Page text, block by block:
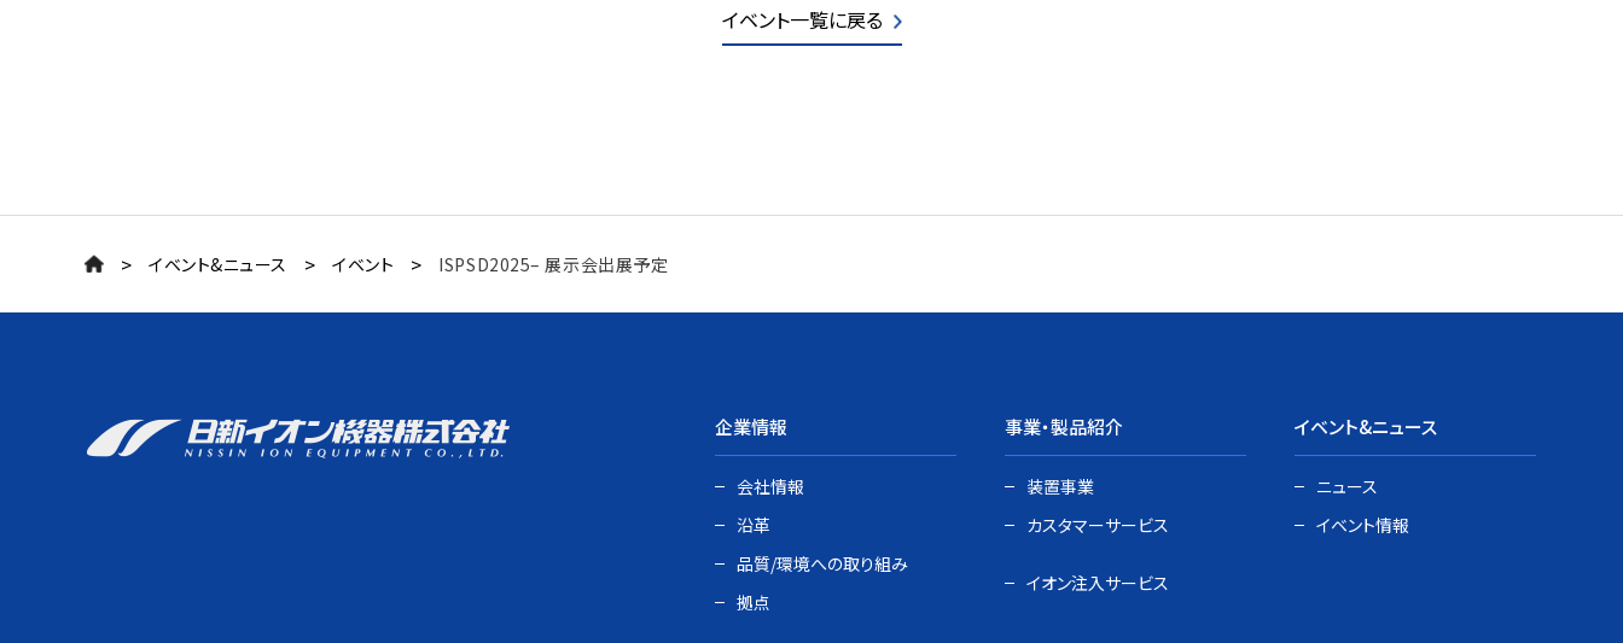
イベント一覧に戻る
> イベント&ニュース > イベント > ISPSD2025– 展示会出展予定
企業情報
会社情報
沿革
品質/環境への取り組み
拠点
事業・製品紹介
装置事業
カスタマーサービス
イオン注入サービス
イベント&ニュース
ニュース
イベント情報